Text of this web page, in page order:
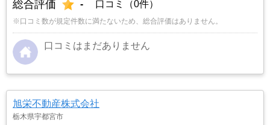
総合評価 - 口コミ（0件）
※口コミ数が規定件数に満たないため、総合評価はありません。
口コミはまだありません
旭栄不動産株式会社
栃木県宇都宮市